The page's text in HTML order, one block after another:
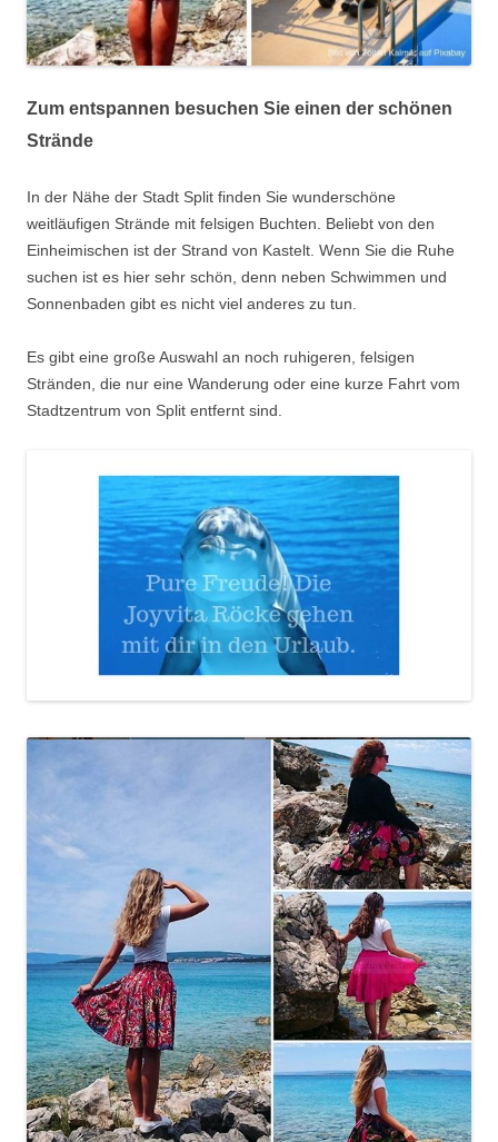
Zum entspannen besuchen Sie einen der schönen
Strände
In der Nähe der Stadt Split finden Sie wunderschöne
weitläufigen Strände mit felsigen Buchten. Beliebt von den
Einheimischen ist der Strand von Kastelt. Wenn Sie die Ruhe
suchen ist es hier sehr schön, denn neben Schwimmen und
Sonnenbaden gibt es nicht viel anderes zu tun.
Es gibt eine große Auswahl an noch ruhigeren, felsigen
Stränden, die nur eine Wanderung oder eine kurze Fahrt vom
Stadtzentrum von Split entfernt sind.